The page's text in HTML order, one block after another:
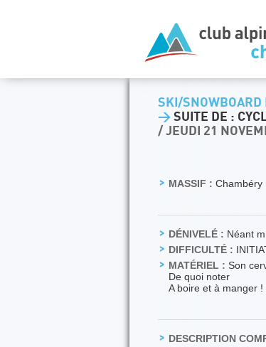
SKI/SNOWBOARD
> SUITE DE :
/ JEUDI 21
MASSIF : Chambéry
DÉNIVELÉ : Néant m
DIFFICULTÉ :
MATÉRIEL : Son
De quoi noter
A boire et à manger !
DESCRIPTION